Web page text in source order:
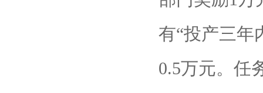
有“投产三年
0.5万元。任